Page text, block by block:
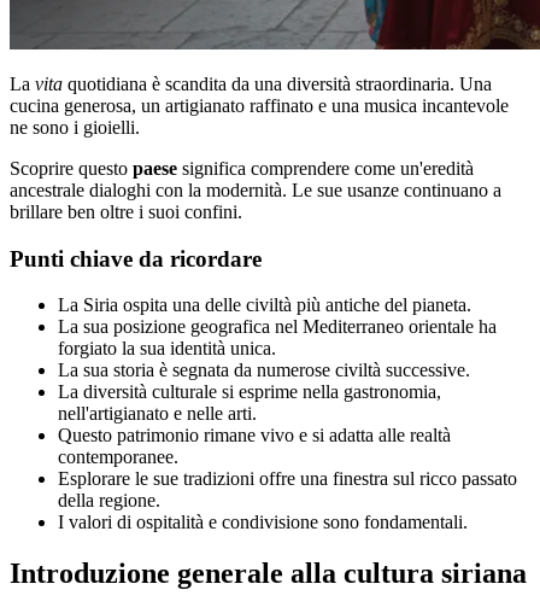
La vita quotidiana è scandita da una diversità straordinaria. Una
cucina generosa, un artigianato raffinato e una musica incantevole
ne sono i gioielli.
Scoprire questo paese significa comprendere come un'eredità
ancestrale dialoghi con la modernità. Le sue usanze continuano a
brillare ben oltre i suoi confini.
Punti chiave da ricordare
La Siria ospita una delle civiltà più antiche del pianeta.
La sua posizione geografica nel Mediterraneo orientale ha
forgiato la sua identità unica.
La sua storia è segnata da numerose civiltà successive.
La diversità culturale si esprime nella gastronomia,
nell'artigianato e nelle arti.
Questo patrimonio rimane vivo e si adatta alle realtà
contemporanee.
Esplorare le sue tradizioni offre una finestra sul ricco passato
della regione.
I valori di ospitalità e condivisione sono fondamentali.
Introduzione generale alla cultura siriana